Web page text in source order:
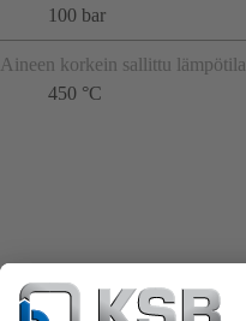
100 bar
Aineen korkein sallittu lämpötila
450 °C